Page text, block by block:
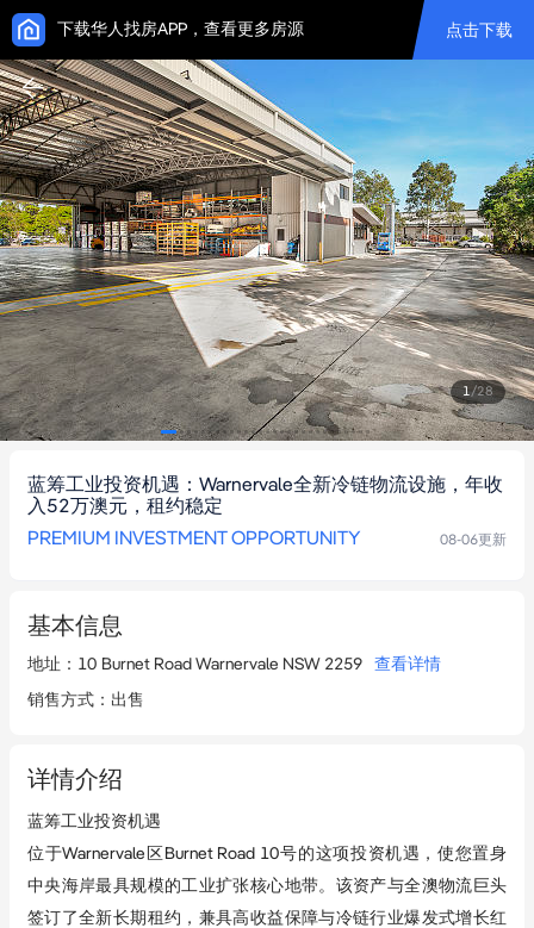
下载华人找房APP，查看更多房源 点击下载
1/28
蓝筹工业投资机遇：Warnervale全新冷链物流设施，年收
入52万澳元，租约稳定
PREMIUM INVESTMENT OPPORTUNITY
08-06更新
基本信息
地址 ： 10 Burnet Road Warnervale NSW 2259
查看详情
销售方式 ： 出售
详情介绍
蓝筹工业投资机遇
位于Warnervale区Burnet Road 10号的这项投资机遇，使您置身
中央海岸最具规模的工业扩张核心地带。该资产与全澳物流巨头
签订了全新长期租约，兼具高收益保障与冷链行业爆发式增长红